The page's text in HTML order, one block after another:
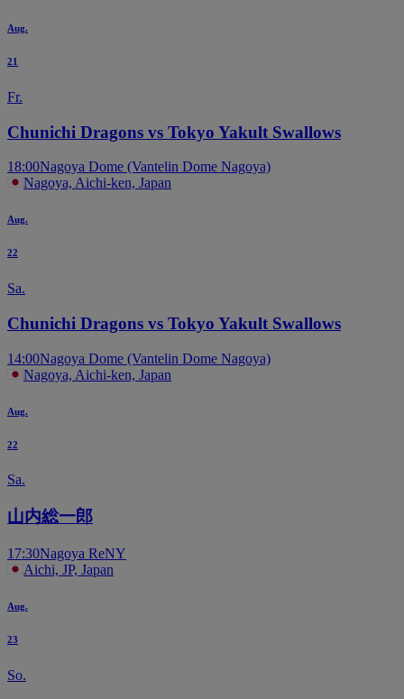
Aug.
21
Fr.
Chunichi Dragons vs Tokyo Yakult Swallows
18:00Nagoya Dome (Vantelin Dome Nagoya)
Nagoya, Aichi-ken, Japan
Aug.
22
Sa.
Chunichi Dragons vs Tokyo Yakult Swallows
14:00Nagoya Dome (Vantelin Dome Nagoya)
Nagoya, Aichi-ken, Japan
Aug.
22
Sa.
山内総一郎
17:30Nagoya ReNY
Aichi, JP, Japan
Aug.
23
So.